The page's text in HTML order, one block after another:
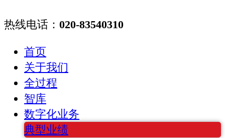
热线电话： 020-83540310
首页
关于我们
全过程
智库
数字化业务
典型业绩